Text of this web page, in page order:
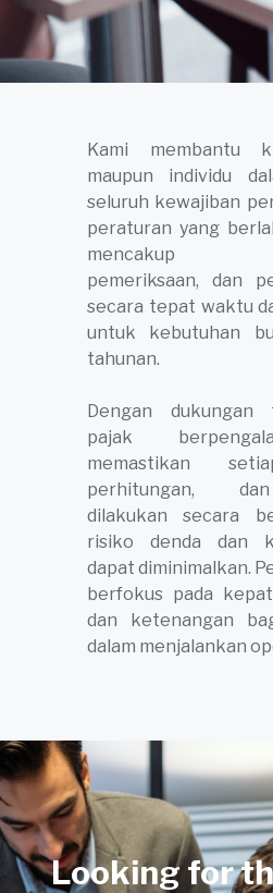
Kami membantu
maupun individu
seluruh kewajiban
peraturan yang
mencakup
pemeriksaan, dan
secara tepat waktu
untuk kebutuhan
tahunan.
Dengan dukungan
pajak
memastikan
perhitungan,
dilakukan secara
risiko denda dan
dapat diminimalkan.
berfokus pada
dan ketenangan
dalam menjalankan
Looking for